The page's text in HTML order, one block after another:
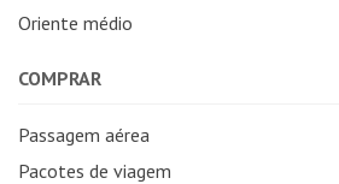
Oriente médio
COMPRAR
Passagem aérea
Pacotes de viagem